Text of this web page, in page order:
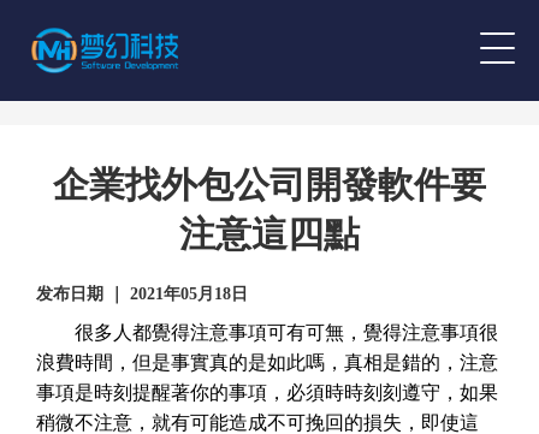
企業找外包公司開發軟件要
注意這四點
发布日期 ｜ 2021年05月18日
很多人都覺得注意事項可有可無，覺得注意事項很
浪費時間，但是事實真的是如此嗎，真相是錯的，注意
事項是時刻提醒著你的事項，必須時時刻刻遵守，如果
稍微不注意，就有可能造成不可挽回的損失，即使這